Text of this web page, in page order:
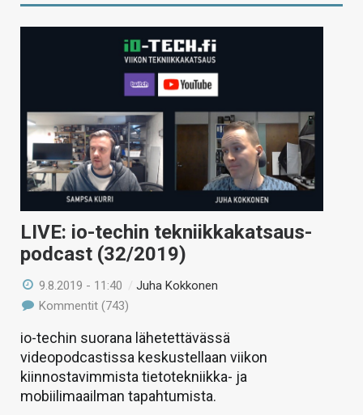
LIVE: io-techin tekniikkakatsaus-
podcast (32/2019)
9.8.2019 - 11:40 /Juha Kokkonen
Kommentit (743)
io-techin suorana lähetettävässä
videopodcastissa keskustellaan viikon
kiinnostavimmista tietotekniikka- ja
mobiilimaailman tapahtumista.